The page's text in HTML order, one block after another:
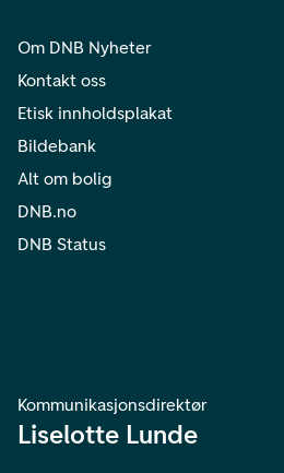
Om DNB Nyheter
Kontakt oss
Etisk innholdsplakat
Bildebank
Alt om bolig
DNB.no
DNB Status
Kommunikasjonsdirektør
Liselotte Lunde